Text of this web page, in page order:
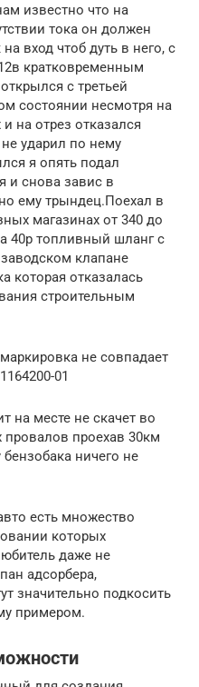
известно что на
тока он должен
вход чтоб дуть в него, с
кратковременным
с третьей
состоянии несмотря на
и на отрез отказался
ударил по нему
я опять подал
и снова завис в
ему трындец.Поехал в
магазинах от 340 до
40р топливный шланг с
клапане
которая отказалась
строительным
не совпадает
01
на месте не скачет во
проехав 30км
ничего не
есть множество
которых
даже не
адсорбера,
значительно подкосить
примером.